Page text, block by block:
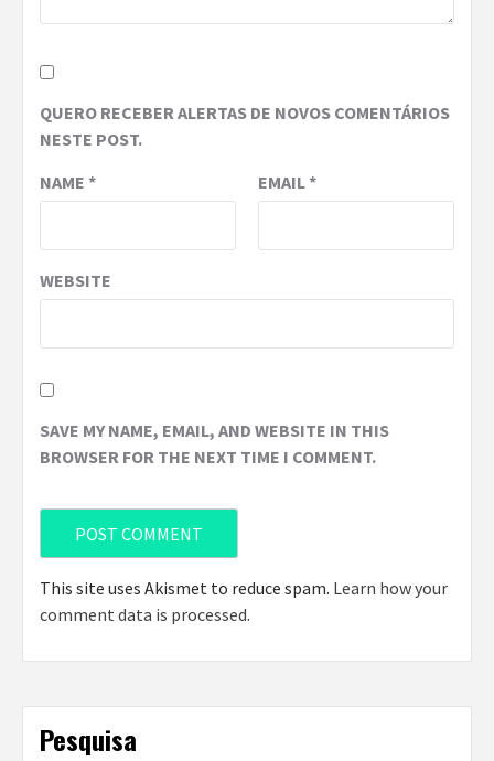
QUERO RECEBER ALERTAS DE NOVOS COMENTÁRIOS
NESTE POST.
NAME * EMAIL*
WEBSITE
SAVE MY NAME, EMAIL, AND WEBSITE IN THIS
BROWSER FOR THE NEXT TIME I COMMENT.
This site uses Akismet to reduce spam. Learn how your
comment data is processed.
Pesquisa